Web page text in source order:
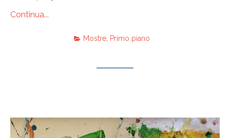
Continua...
Mostre, Primo piano